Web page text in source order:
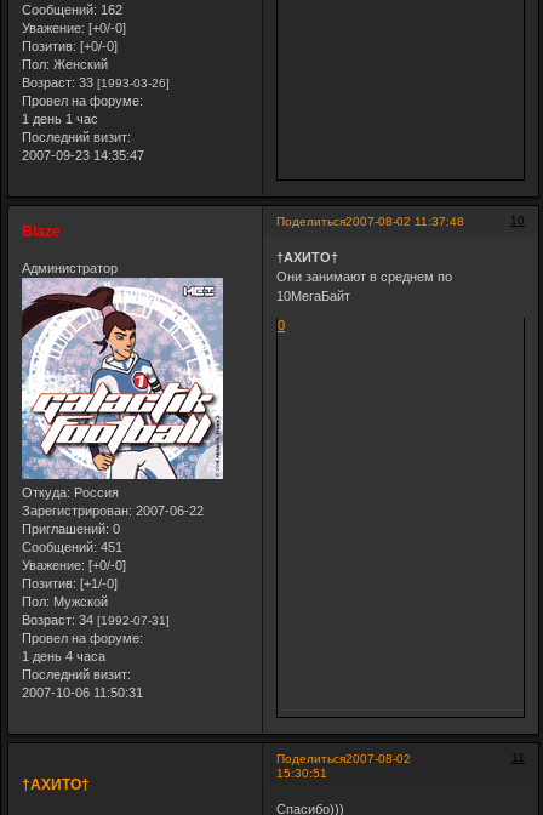
Сообщений: 162
Уважение: [+0/-0]
Позитив: [+0/-0]
Пол: Женский
Возраст: 33 [1993-03-26]
Провел на форуме:
1 день 1 час
Последний визит:
2007-09-23 14:35:47
Поделиться 10
2007-08-02 11:37:48
Blaze
Администратор
Откуда: Россия
Зарегистрирован: 2007-06-22
Приглашений: 0
Сообщений: 451
Уважение: [+0/-0]
Позитив: [+1/-0]
Пол: Мужской
Возраст: 34 [1992-07-31]
Провел на форуме:
1 день 4 часа
Последний визит:
2007-10-06 11:50:31
†АХИТО†
Они занимают в среднем по
10МегаБайт
0
Поделиться 11
2007-08-02
15:30:51
†АХИТО†
Спасибо)))